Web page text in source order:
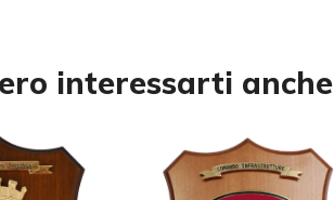
interessarti anche